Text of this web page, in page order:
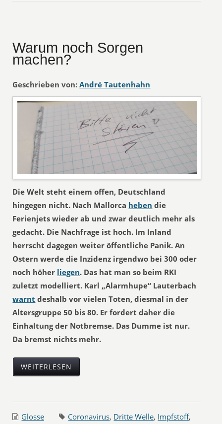
Warum noch Sorgen
machen?
Geschrieben von: André Tautenhahn
Die Welt steht einem offen, Deutschland
hingegen nicht. Nach Mallorca heben die
Ferienjets wieder ab und zwar deutlich mehr als
gedacht. Die Nachfrage ist hoch. Im Inland
herrscht dagegen weiter öffentliche Panik. An
Ostern werde die Inzidenz irgendwo bei 300 oder
noch höher liegen. Das hat man so beim RKI
zuletzt modelliert. Karl „Alarmhupe“ Lauterbach
warnt deshalb vor vielen Toten, diesmal in der
Altersgruppe 50 bis 80. Er fordert daher die
Einhaltung der Notbremse. Das Dumme ist nur.
Da bremst nichts mehr.
WEITERLESEN
Glosse Coronavirus, Dritte Welle, Impfstoff,